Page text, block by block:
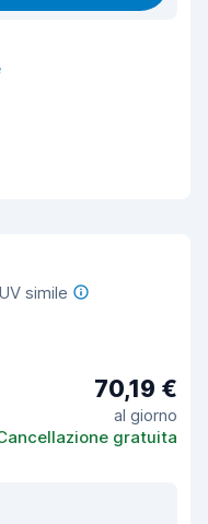
simile
70,19 €
al giorno
gratuita